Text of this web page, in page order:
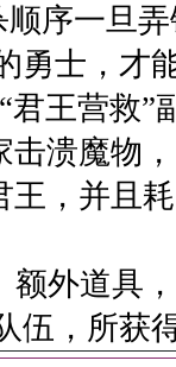
顺序一旦
勇士，才
君王营救
击溃魔物
王，并且
外道具
伍，所获